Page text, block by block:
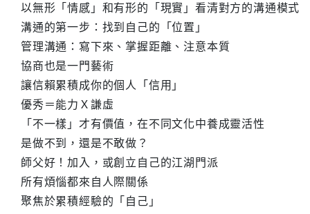
以無形「情感」和有形的「現實」看清對方的溝通模式
溝通的第一步：找到自己的「位置」
管理溝通：寫下來、掌握距離、注意本質
協商也是一門藝術
讓信賴累積成你的個人「信用」
優秀＝能力Ｘ謙虛
「不一樣」才有價值，在不同文化中養成靈活性
是做不到，還是不敢做？
師父好！加入，或創立自己的江湖門派
所有煩惱都來自人際關係
聚焦於累積經驗的「自己」